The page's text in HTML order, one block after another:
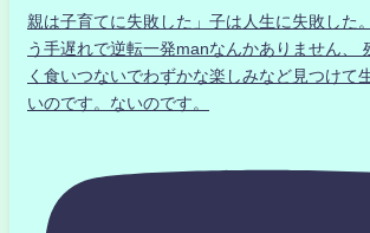
親は子育てに失敗した」子は人生に失敗した
う手遅れで逆転一発manなんかありません、
く食いつないでわずかな楽しみなど見つけて
いのです。ないのです。